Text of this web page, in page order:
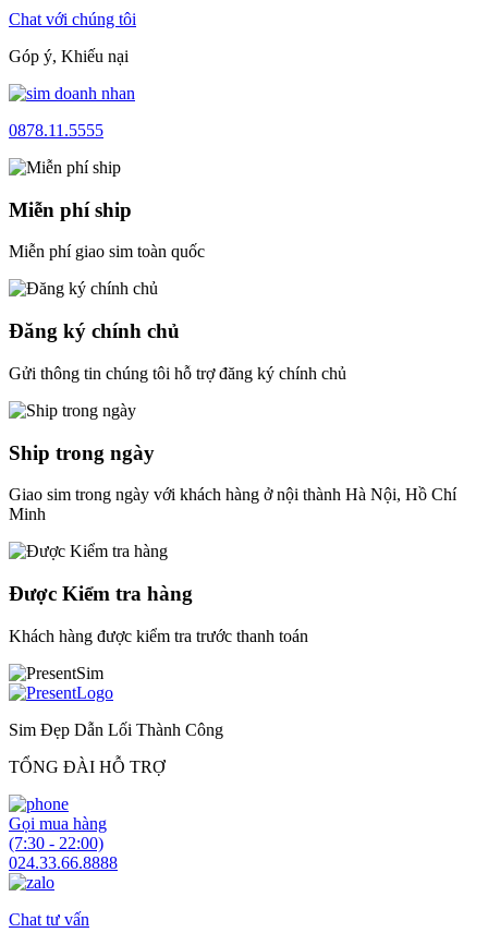
Chat với chúng tôi
Góp ý, Khiếu nại
0878.11.5555
Miễn phí ship
Miễn phí giao sim toàn quốc
Đăng ký chính chủ
Gửi thông tin chúng tôi hỗ trợ đăng ký chính chủ
Ship trong ngày
Giao sim trong ngày với khách hàng ở nội thành Hà Nội, Hồ Chí
Minh
Được Kiểm tra hàng
Khách hàng được kiểm tra trước thanh toán
Sim Đẹp Dẫn Lối Thành Công
TỔNG ĐÀI HỖ TRỢ
Gọi mua hàng
(7:30 - 22:00)
024.33.66.8888
Chat tư vấn